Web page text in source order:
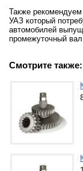
Также рекомендуем
УАЗ который
автомобилей
промежуточный вал
Смотрите также: